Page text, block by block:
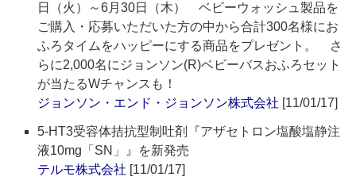
日（火）～6月30日（木） ベビーウォッシュ製品を
ご購入・応募いただいた方の中から合計300名様にお
ふろタイムをハッピーにする商品をプレゼント。 さ
らに2,000名にジョンソン(R)ベビーバスおふろセット
が当たるWチャンスも！
ジョンソン・エンド・ジョンソン株式会社 [11/01/17]
5-HT3受容体拮抗型制吐剤『アザセトロン塩酸塩静注
液10mg「SN」』を新発売
テルモ株式会社 [11/01/17]